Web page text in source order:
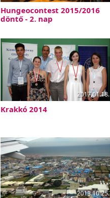
Hungeocontest 2015/2016
döntő - 2. nap
2017.01.18.
Krakkó 2014
2013.10.25.